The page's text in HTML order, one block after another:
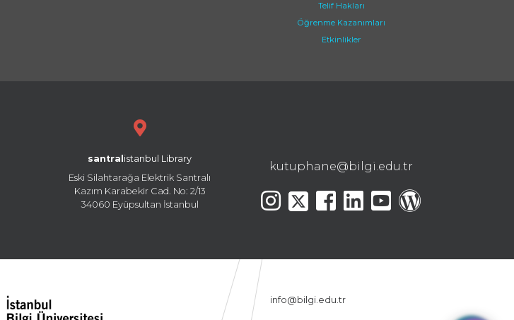
Telif Hakları
Öğrenme Kazanımları
Etkinlikler
santral istanbul Library
Eski Silahtarağa Elektrik Santralı
Kazım Karabekir Cad. No: 2/13
34060 Eyüpsultan İstanbul
kutuphane@bilgi.edu.tr
info@bilgi.edu.tr